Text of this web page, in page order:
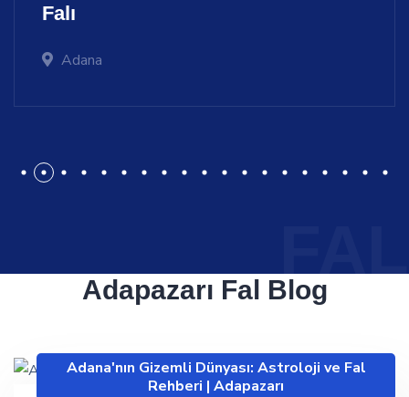
Falı
Adana
1 2 3 4 5 6 7 8 9 101112131415
Adapazarı Fal Blog
Adana'nın Gizemli Dünyası: Astroloji ve Fal
Rehberi | Adapazarı